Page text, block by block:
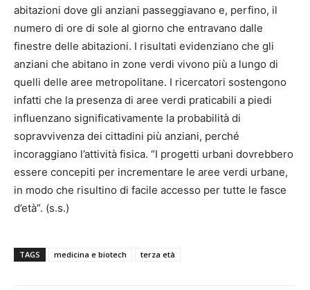
abitazioni dove gli anziani passeggiavano e, perfino, il
numero di ore di sole al giorno che entravano dalle
finestre delle abitazioni. I risultati evidenziano che gli
anziani che abitano in zone verdi vivono più a lungo di
quelli delle aree metropolitane. I ricercatori sostengono
infatti che la presenza di aree verdi praticabili a piedi
influenzano significativamente la probabilità di
sopravvivenza dei cittadini più anziani, perché
incoraggiano l’attività fisica. “I progetti urbani dovrebbero
essere concepiti per incrementare le aree verdi urbane,
in modo che risultino di facile accesso per tutte le fasce
d’età”. (s.s.)
TAGS medicina e biotech terza età